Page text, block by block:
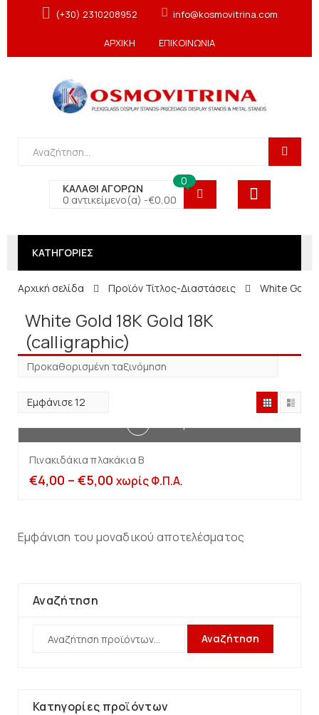
(+30) 2310208952 info@kosmovitrina.com
ΑΡΧΙΚΗ ΕΠΙΚΟΙΝΩΝΙΑ
ΚΑΛΑΘΙ ΑΓΟΡΩΝ
0 αντικείμενο(α) -€0,00
0
ΚΑΤΗΓΟΡΙΕΣ
Αρχική σελίδα Προϊόν Τίτλος-Διαστάσεις White Gold
White Gold 18K Gold 18K
(calligraphic)
Πινακιδάκια πλακάκια B
€4,00 – €5,00 χωρίς Φ.Π.Α.
Εμφάνιση του μοναδικού αποτελέσματος
Αναζήτηση
Αναζήτηση
Κατηγορίες προϊόντων